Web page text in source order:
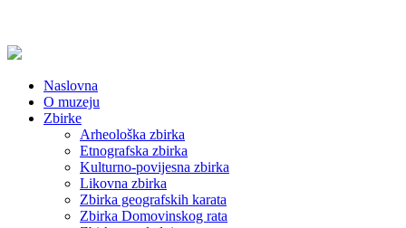
Naslovna
O muzeju
Zbirke
Arheološka zbirka
Etnografska zbirka
Kulturno-povijesna zbirka
Likovna zbirka
Zbirka geografskih karata
Zbirka Domovinskog rata